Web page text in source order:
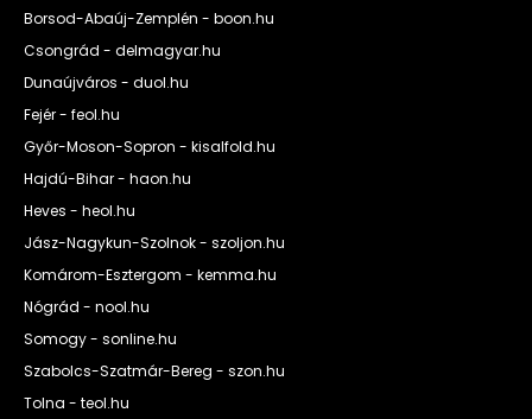
Borsod-Abaúj-Zemplén - boon.hu
Csongrád - delmagyar.hu
Dunaújváros - duol.hu
Fejér - feol.hu
Győr-Moson-Sopron - kisalfold.hu
Hajdú-Bihar - haon.hu
Heves - heol.hu
Jász-Nagykun-Szolnok - szoljon.hu
Komárom-Esztergom - kemma.hu
Nógrád - nool.hu
Somogy - sonline.hu
Szabolcs-Szatmár-Bereg - szon.hu
Tolna - teol.hu